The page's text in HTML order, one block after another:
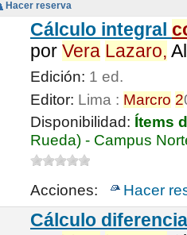
Cálculo integral
por Vera Lazaro,
Edición: 1 ed.
Editor: Lima : Marcro 2
Disponibilidad: Ítems
Rueda) - Campus
Acciones: Hacer
Cálculo